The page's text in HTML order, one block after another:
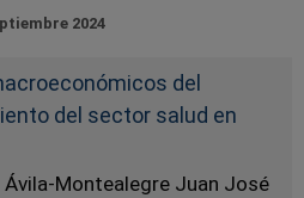
2024
del
del sector salud en
Ávila-Montealegre Juan José